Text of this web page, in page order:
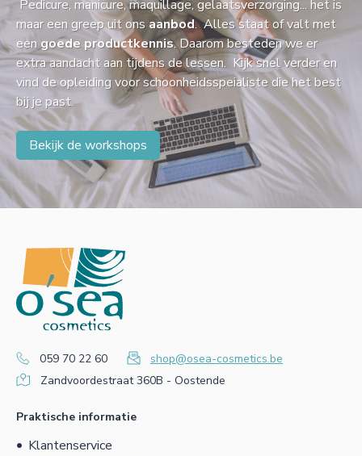
Pedicure, manicure, maquillage, gelaatsverzorging... het is
maar een greep uit ons aanbod. Alles staat of valt met
eengoede productkennis. Daarom besteden we er
extra aandacht aan tijdens de lessen. Kijk snel verder en
vind de opleiding voor schoonheidsspeialiste die het best
bij je past.
Bekijk de workshops
059 70 22 60
shop@osea-cosmetics.be
Zandvoordestraat 360B - Oostende
Praktische informatie
Klantenservice